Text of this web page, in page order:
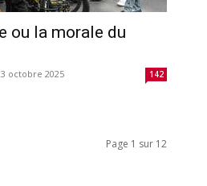
ou la morale du
octobre 2025 142
Page 1 sur 12